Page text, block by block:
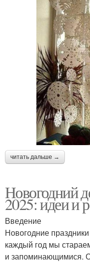
читать дальше →
Новогодний
2025: идеи и
Введение
Новогодние
каждый год мы
и запоминающимися.